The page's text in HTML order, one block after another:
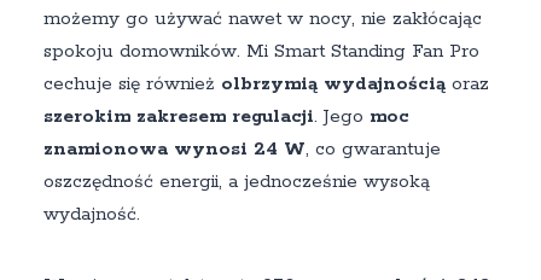
możemy go używać nawet w nocy, nie zakłócając
spokoju domowników. Mi Smart Standing Fan Pro
cechuje się również olbrzymią wydajnościąoraz
szerokim zakresem regulacji. Jego moc
znamionowa wynosi 24 W, co gwarantuje
oszczędność energii, a jednocześnie wysoką
wydajność.